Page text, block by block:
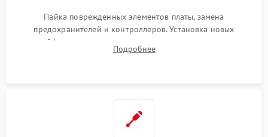
Пайка поврежденных элементов платы, замена
предохранителей и контроллеров. Установка новых
шлейфов, дисплея, механизма затвора или двигателя
автофокуса. Восстановление геометрии тубуса объектива
Подробнее